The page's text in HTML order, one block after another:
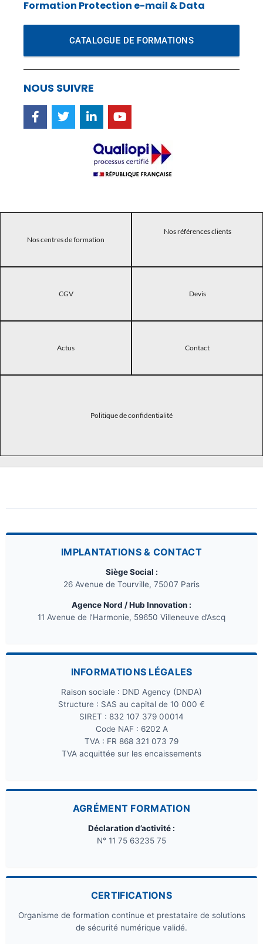
Formation Protection e-mail & Data
CATALOGUE DE FORMATIONS
NOUS SUIVRE
Nos centres de formation
Nos références clients
CGV Devis
Actus Contact
Politique de confidentialité
IMPLANTATIONS & CONTACT
Siège Social :
26 Avenue de Tourville, 75007 Paris
Agence Nord / Hub Innovation :
11 Avenue de l’Harmonie, 59650 Villeneuve d’Ascq
INFORMATIONS LÉGALES
Raison sociale : DND Agency (DNDA)
Structure : SAS au capital de 10 000 €
SIRET : 832 107 379 00014
Code NAF : 6202 A
TVA : FR 868 321 073 79
TVA acquittée sur les encaissements
AGRÉMENT FORMATION
Déclaration d’activité :
N° 11 75 63235 75
CERTIFICATIONS
Organisme de formation continue et prestataire de solutions
de sécurité numérique validé.